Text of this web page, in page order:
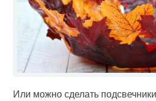
Или можно сделать